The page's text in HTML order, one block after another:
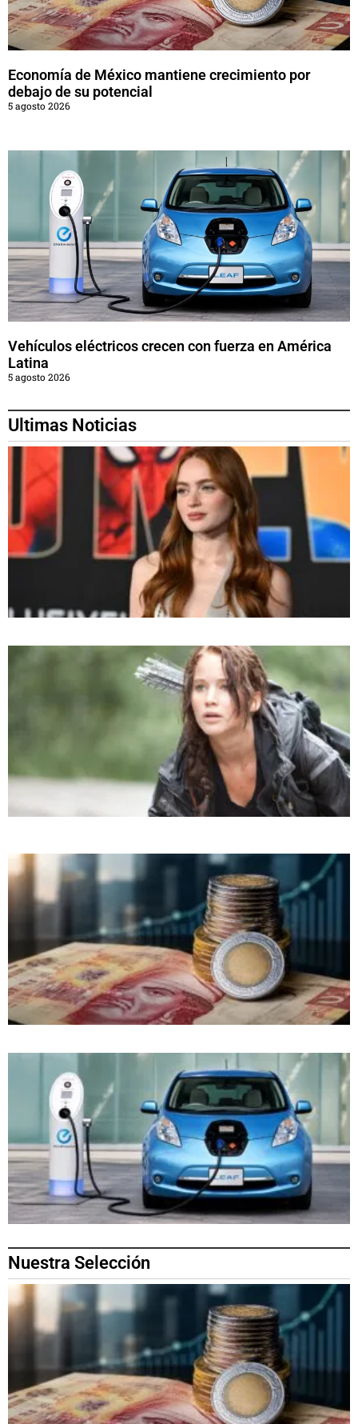
Economía de México mantiene crecimiento por
debajo de su potencial
5 agosto 2026
Vehículos eléctricos crecen con fuerza en América
Latina
5 agosto 2026
Ultimas Noticias
Nuestra Selección